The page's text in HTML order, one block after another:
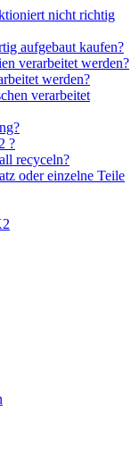
nicht richtig
aufgebaut kaufen?
verarbeitet werden?
werden?
verarbeitet
?
recyceln?
oder einzelne Teile